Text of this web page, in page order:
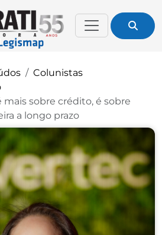
Colunistas
mais sobre crédito, é sobre
a longo prazo